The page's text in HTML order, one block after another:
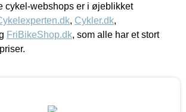
cykel-webshops er i øjeblikket
, Cykler.dk,
FriBikeShop.dk, som alle har et stort